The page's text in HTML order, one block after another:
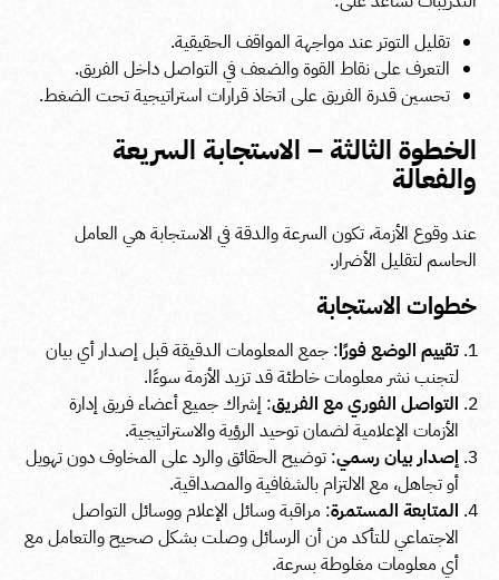
تقليل التوتر عند مواجهة المواقف الحقيقية.
التعرف على نقاط القوة والضعف في التواصل داخل الفريق.
تحسين قدرة الفريق على اتخاذ قرارات استراتيجية تحت الضغط.
الخطوة الثالثة – الاستجابة السريعة
والفعالة
عند وقوع الأزمة، تكون السرعة والدقة في الاستجابة هي العامل
الحاسم لتقليل الأضرار.
خطوات الاستجابة
تقييم الوضع فورًا: جمع المعلومات الدقيقة قبل إصدار أي بيان
لتجنب نشر معلومات خاطئة قد تزيد الأزمة سوءًا.
التواصل الفوري مع الفريق: إشراك جميع أعضاء فريق إدارة
الأزمات الإعلامية لضمان توحيد الرؤية والاستراتيجية.
إصدار بيان رسمي: توضيح الحقائق والرد على المخاوف دون تهويل
أو تجاهل، مع الالتزام بالشفافية والمصداقية.
المتابعة المستمرة: مراقبة وسائل الإعلام ووسائل التواصل
الاجتماعي للتأكد من أن الرسائل وصلت بشكل صحيح والتعامل مع
أي معلومات مغلوطة بسرعة.